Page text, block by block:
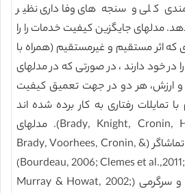
کلی و سنجه های وفاداری نظیر
مدلهای جایگزین کیفیت خدمات را را
که اثر مستقیم و غیرمستقیم (همراه با
در خود دارند ، در صورتی که در مدلهای
و ارزش، هر دو در جهت تعمیق کیفیت
تمایلات رفتاری به کار برده شده اند
(Brady, Knight, Cronin, Hult, & Keillor, 2005). مدلهای
بسیاری در ورزشهای دارای تماشاگر (Brady, Voorhees, Cronin, &
Bourdeau, 2006; Clemes et al.,2011; Hightower et al., 2002)
و ورزشهای شرکت کننده و سرگرمی (Murray & Howat, 2002;